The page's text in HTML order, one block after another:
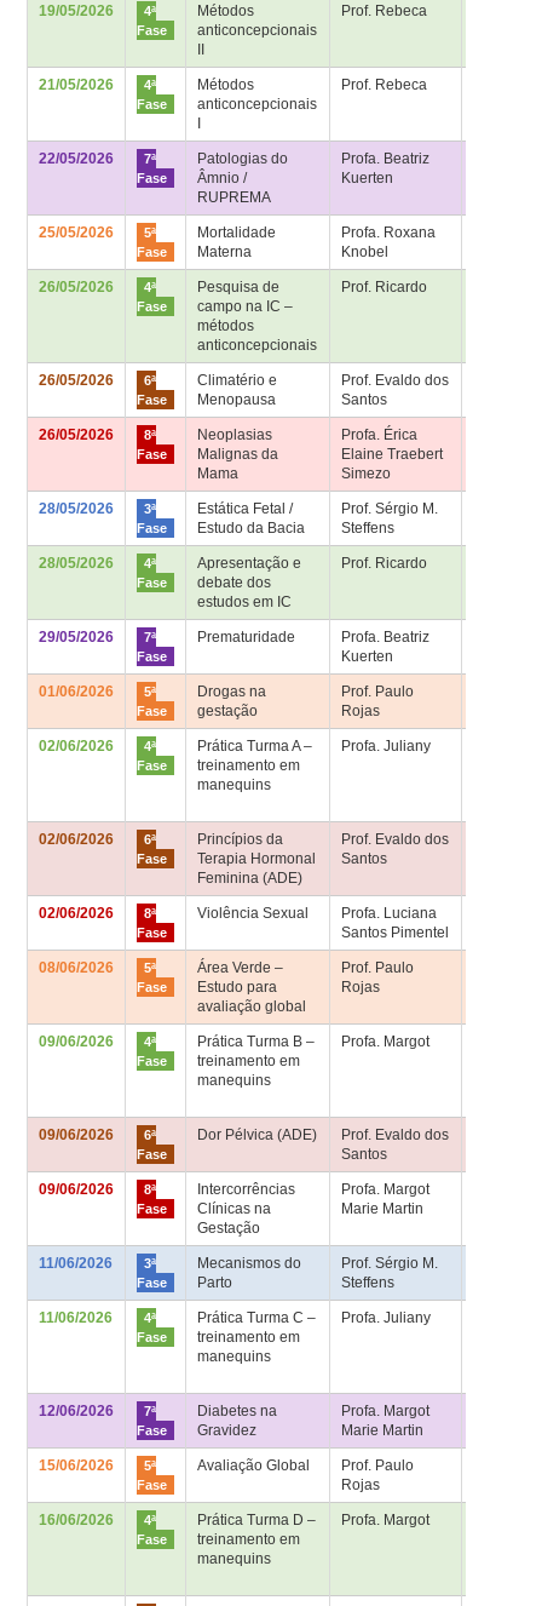
19/05/2026
4ª
Fase
Métodos
anticoncepcionais
II
Prof. Rebeca
21/05/2026
4ª
Fase
Métodos
anticoncepcionais
I
Prof. Rebeca
22/05/2026
7ª
Fase
Patologias do
Âmnio /
RUPREMA
Profa. Beatriz
Kuerten
25/05/2026
5ª
Fase
Mortalidade
Materna
Profa. Roxana
Knobel
26/05/2026
4ª
Fase
Pesquisa de
campo na IC –
métodos
anticoncepcionais
Prof. Ricardo
26/05/2026
6ª
Fase
Climatério e
Menopausa
Prof. Evaldo dos
Santos
26/05/2026
8ª
Fase
Neoplasias
Malignas da
Mama
Profa. Érica
Elaine Traebert
Simezo
28/05/2026
3ª
Fase
Estática Fetal /
Estudo da Bacia
Prof. Sérgio M.
Steffens
28/05/2026
4ª
Fase
Apresentação e
debate dos
estudos em IC
Prof. Ricardo
29/05/2026
7ª
Fase
Prematuridade
Profa. Beatriz
Kuerten
01/06/2026
5ª
Fase
Drogas na
gestação
Prof. Paulo
Rojas
02/06/2026
4ª
Fase
Prática Turma A –
treinamento em
manequins
Profa. Juliany
02/06/2026
6ª
Fase
Princípios da
Terapia Hormonal
Feminina (ADE)
Prof. Evaldo dos
Santos
02/06/2026
8ª
Fase
Violência Sexual
Profa. Luciana
Santos Pimentel
08/06/2026
5ª
Fase
Área Verde –
Estudo para
avaliação global
Prof. Paulo
Rojas
09/06/2026
4ª
Fase
Prática Turma B –
treinamento em
manequins
Profa. Margot
09/06/2026
6ª
Fase
Dor Pélvica (ADE)
Prof. Evaldo dos
Santos
09/06/2026
8ª
Fase
Intercorrências
Clínicas na
Gestação
Profa. Margot
Marie Martin
11/06/2026
3ª
Fase
Mecanismos do
Parto
Prof. Sérgio M.
Steffens
11/06/2026
4ª
Fase
Prática Turma C –
treinamento em
manequins
Profa. Juliany
12/06/2026
7ª
Fase
Diabetes na
Gravidez
Profa. Margot
Marie Martin
15/06/2026
5ª
Fase
Avaliação Global
Prof. Paulo
Rojas
16/06/2026
4ª
Fase
Prática Turma D –
treinamento em
manequins
Profa. Margot